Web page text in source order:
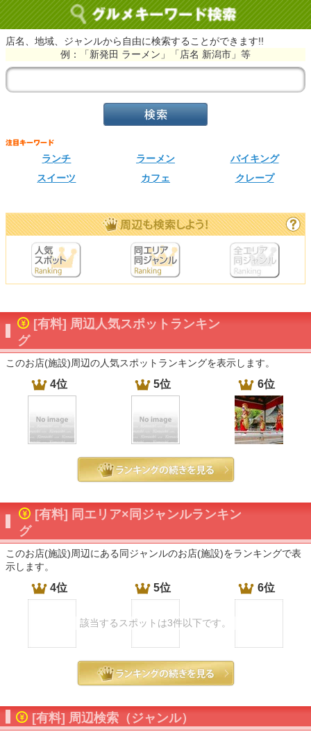
店名、地域、ジャンルから自由に検索することができます!!
例：「新発田 ラーメン」「店名 新潟市」等
ランチ ラーメン
バイキング
スイーツ
カフェ クレープ
[有料] 周辺人気スポットランキン
グ
このお店(施設)周辺の人気スポットランキングを表示します。
4位 5位 6位
[有料] 同エリア×同ジャンルランキン
グ
このお店(施設)周辺にある同ジャンルのお店(施設)をランキングで表
示します。
4位 5位 6位
該当するスポットは3件以下です。
[有料] 周辺検索（ジャンル）